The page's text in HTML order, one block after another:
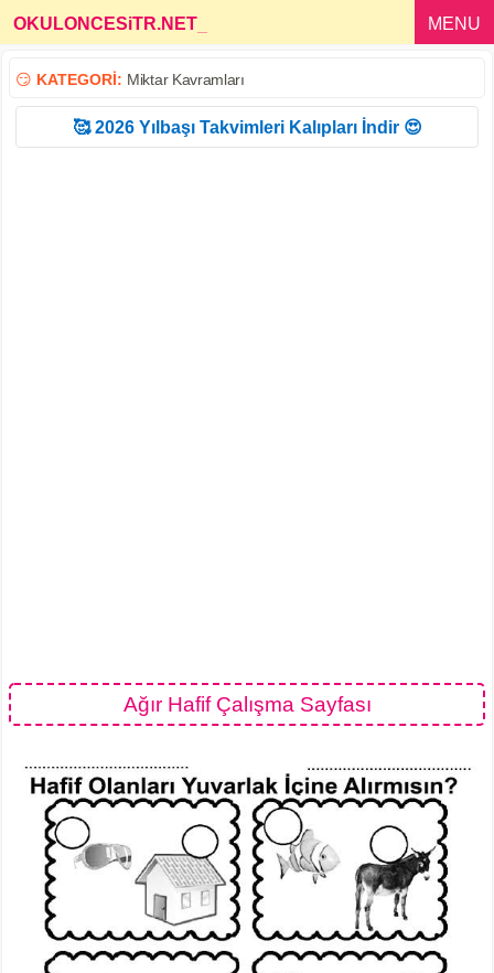
OKULONCESiTR.NET MENU
😏 KATEGORİ: Miktar Kavramları
🥰 2026 Yılbaşı Takvimleri Kalıpları İndir 😍
Ağır Hafif Çalışma Sayfası